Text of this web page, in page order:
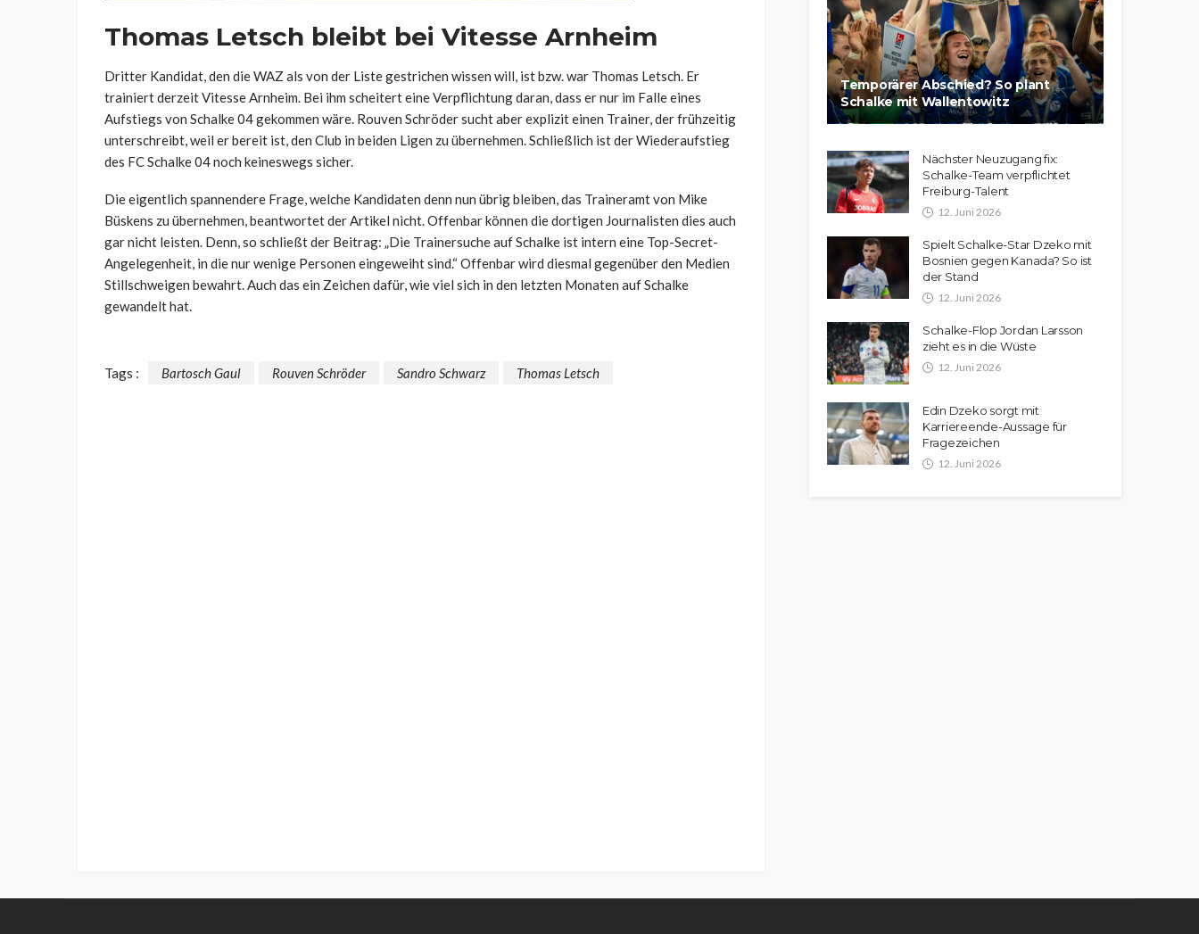
Thomas Letsch bleibt bei Vitesse Arnheim
Dritter Kandidat, den die WAZ als von der Liste gestrichen wissen will, ist bzw. war Thomas Letsch. Er
trainiert derzeit Vitesse Arnheim. Bei ihm scheitert eine Verpflichtung daran, dass er nur im Falle eines
Aufstiegs von Schalke 04 gekommen wäre. Rouven Schröder sucht aber explizit einen Trainer, der frühzeitig
unterschreibt, weil er bereit ist, den Club in beiden Ligen zu übernehmen. Schließlich ist der Wiederaufstieg
des FC Schalke 04 noch keineswegs sicher.
Die eigentlich spannendere Frage, welche Kandidaten denn nun übrig bleiben, das Traineramt von Mike
Büskens zu übernehmen, beantwortet der Artikel nicht. Offenbar können die dortigen Journalisten dies auch
gar nicht leisten. Denn, so schließt der Beitrag: „Die Trainersuche auf Schalke ist intern eine Top-Secret-
Angelegenheit, in die nur wenige Personen eingeweiht sind.“ Offenbar wird diesmal gegenüber den Medien
Stillschweigen bewahrt. Auch das ein Zeichen dafür, wie viel sich in den letzten Monaten auf Schalke
gewandelt hat.
Tags : Bartosch Gaul Rouven Schröder Sandro Schwarz Thomas Letsch
Temporärer Abschied? So plant
Schalke mit Wallentowitz
Nächster Neuzugang fix:
Schalke-Team verpflichtet
Freiburg-Talent
12. Juni 2026
Spielt Schalke-Star Dzeko mit
Bosnien gegen Kanada? So ist
der Stand
12. Juni 2026
Schalke-Flop Jordan Larsson
zieht es in die Wüste
12. Juni 2026
Edin Dzeko sorgt mit
Karriereende-Aussage für
Fragezeichen
12. Juni 2026